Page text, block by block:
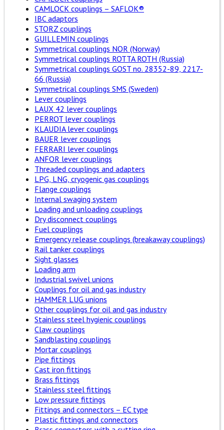
CAMLOCK couplings – SAFLOK®
IBC adaptors
STORZ couplings
GUILLEMIN couplings
Symmetrical couplings NOR (Norway)
Symmetrical couplings ROTTA ROTH (Russia)
Symmetrical couplings GOST no. 28352-89, 2217-
66 (Russia)
Symmetrical couplings SMS (Sweden)
Lever couplings
LAUX 42 lever couplings
PERROT lever couplings
KLAUDIA lever couplings
BAUER lever couplings
FERRARI lever couplings
ANFOR lever couplings
Threaded couplings and adapters
LPG, LNG, cryogenic gas couplings
Flange couplings
Internal swaging system
Loading and unloading couplings
Dry disconnect couplings
Fuel couplings
Emergency release couplings (breakaway couplings)
Rail tanker couplings
Sight glasses
Loading arm
Industrial swivel unions
Couplings for oil and gas industry
HAMMER LUG unions
Other couplings for oil and gas industry
Stainless steel hygienic couplings
Claw couplings
Sandblasting couplings
Mortar couplings
Pipe fittings
Cast iron fittings
Brass fittings
Stainless steel fittings
Low pressure fittings
Fittings and connectors – EC type
Plastic fittings and connectors